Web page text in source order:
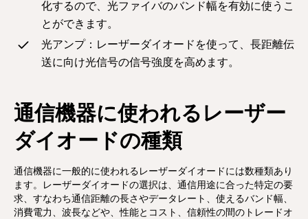
化するので、光ファイバのバンド幅を有効に使うこ
とができます。
光アンプ：レーザーダイオードを使って、長距離伝
送に向け光信号の信号強度を高めます。
通信機器に使われるレーザー
ダイオードの種類
通信機器に一般的に使われるレーザーダイオードには数種類あり
ます。レーザーダイオードの選択は、通信用途に合った特定の要
求、すなわち通信距離の長さやデータレート、使えるバンド幅、
消費電力、波長などや、性能とコスト、信頼性の間のトレードオ